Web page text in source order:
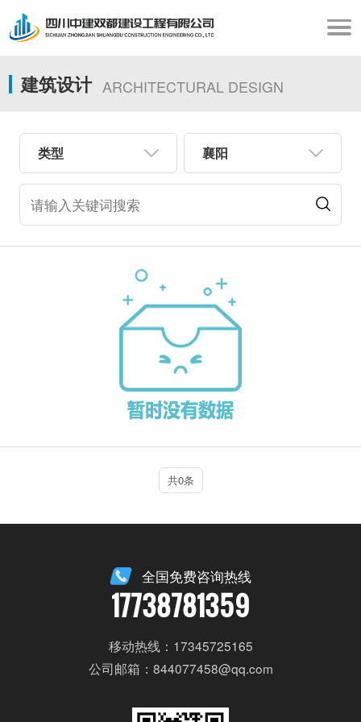
建筑设计 ARCHITECTURAL DESIGN
类型 襄阳
共0条
全国免费咨询热线
17738781359
移动热线：17345725165
公司邮箱：844077458@qq.com